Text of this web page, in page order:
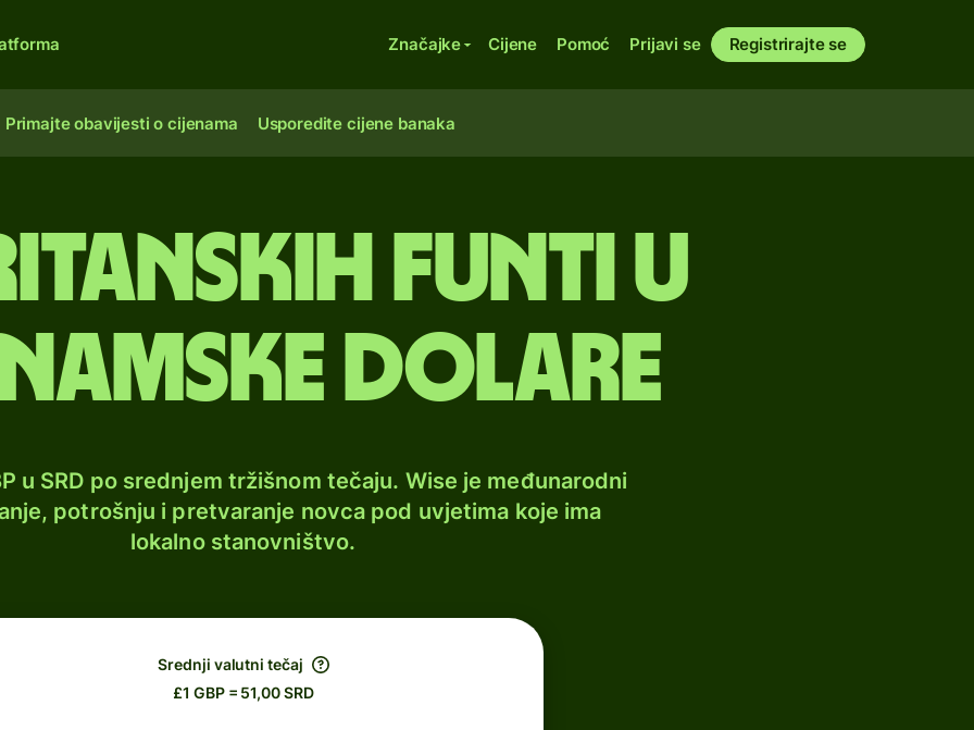
Značajke Cijene Pomoć Prijavi se Registrirajte se
Primajte obavijesti o cijenama Usporedite cijene banaka
funti u
dolare
u SRD po srednjem tržišnom tečaju. Wise je međunarodni
potrošnju i pretvaranje novca pod uvjetima koje ima
lokalno stanovništvo.
Srednji valutni tečaj
£1 GBP = 51,00 SRD